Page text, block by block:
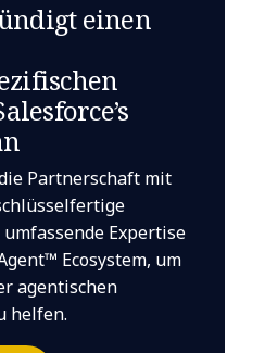
einen
Partnerschaft mit
Expertise
Ecosystem, um
agentischen
helfen.